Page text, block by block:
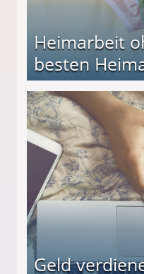
Heimarbeit
besten
Geld